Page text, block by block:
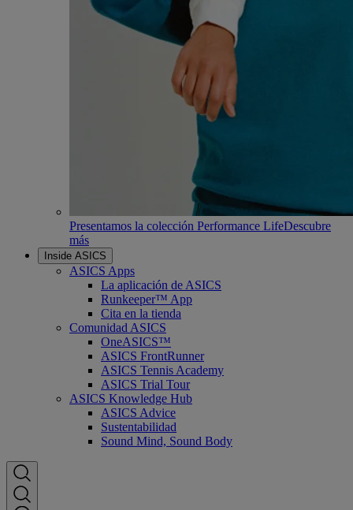
Presentamos la colección Performance LifeDescubre
más
Inside ASICS
ASICS Apps
La aplicación de ASICS
Runkeeper™ App
Cita en la tienda
Comunidad ASICS
OneASICS™
ASICS FrontRunner
ASICS Tennis Academy
ASICS Trial Tour
ASICS Knowledge Hub
ASICS Advice
Sustentabilidad
Sound Mind, Sound Body